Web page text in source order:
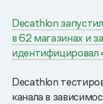
Decathlon
в 62 магазинах и
идентифицировал
Decathlon
канала в